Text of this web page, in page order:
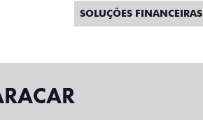
SOLUÇÕES FINANCEIRAS